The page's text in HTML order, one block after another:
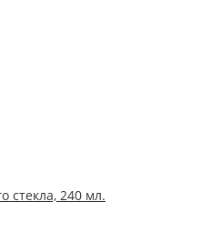
стекла, 240 мл.